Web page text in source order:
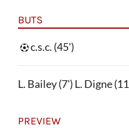
BUTS
c.s.c. (45')
L. Bailey (7') L. Digne
PREVIEW